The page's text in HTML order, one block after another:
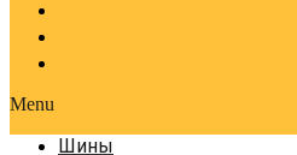
Menu
Шины